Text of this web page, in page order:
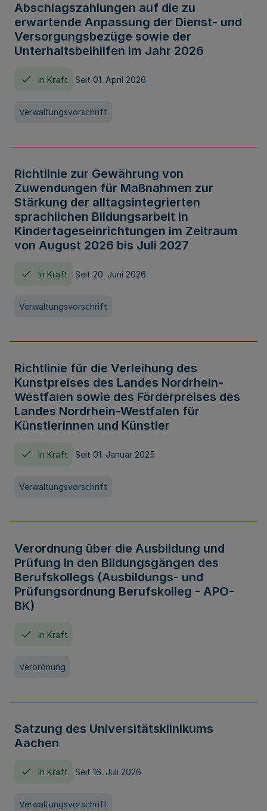
Abschlagszahlungen auf die zu
erwartende Anpassung der Dienst- und
Versorgungsbezüge sowie der
Unterhaltsbeihilfen im Jahr 2026
In Kraft Seit 01. April 2026
Verwaltungsvorschrift
Richtlinie zur Gewährung von
Zuwendungen für Maßnahmen zur
Stärkung der alltagsintegrierten
sprachlichen Bildungsarbeit in
Kindertageseinrichtungen im Zeitraum
von August 2026 bis Juli 2027
In Kraft Seit 20. Juni 2026
Verwaltungsvorschrift
Richtlinie für die Verleihung des
Kunstpreises des Landes Nordrhein-
Westfalen sowie des Förderpreises des
Landes Nordrhein-Westfalen für
Künstlerinnen und Künstler
In Kraft Seit 01. Januar 2025
Verwaltungsvorschrift
Verordnung über die Ausbildung und
Prüfung in den Bildungsgängen des
Berufskollegs (Ausbildungs- und
Prüfungsordnung Berufskolleg - APO-
BK)
In Kraft
Verordnung
Satzung des Universitätsklinikums
Aachen
In Kraft Seit 16. Juli 2026
Verwaltungsvorschrift